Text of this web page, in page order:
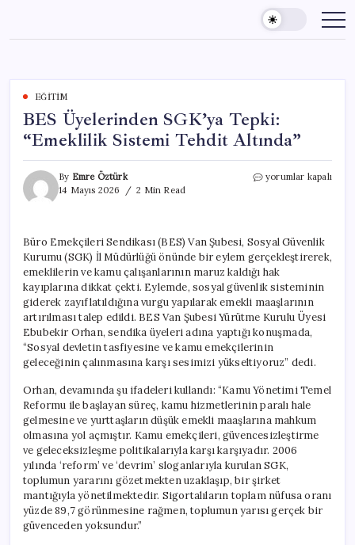
content
EĞITIM
BES Üyelerinden SGK’ya Tepki:
“Emeklilik Sistemi Tehdit Altında”
By Emre Öztürk
14 Mayıs 2026
2 Min Read
BES
Sistemi
Tehdit
Altında”
için
yorumlar kapalı
Büro Emekçileri Sendikası (BES) Van Şubesi, Sosyal Güvenlik
Kurumu (SGK) İl Müdürlüğü önünde bir eylem gerçekleştirerek,
emeklilerin ve kamu çalışanlarının maruz kaldığı hak
kayıplarına dikkat çekti. Eylemde, sosyal güvenlik sisteminin
giderek zayıflatıldığına vurgu yapılarak emekli maaşlarının
artırılması talep edildi. BES Van Şubesi Yürütme Kurulu Üyesi
Ebubekir Orhan, sendika üyeleri adına yaptığı konuşmada,
“Sosyal devletin tasfiyesine ve kamu emekçilerinin
geleceğinin çalınmasına karşı sesimizi yükseltiyoruz” dedi.
Orhan, devamında şu ifadeleri kullandı: “Kamu Yönetimi Temel
Reformu ile başlayan süreç, kamu hizmetlerinin paralı hale
gelmesine ve yurttaşların düşük emekli maaşlarına mahkum
olmasına yol açmıştır. Kamu emekçileri, güvencesizleştirme
ve geleceksizleşme politikalarıyla karşı karşıyadır. 2006
yılında ‘reform’ ve ‘devrim’ sloganlarıyla kurulan SGK,
toplumun yararını gözetmekten uzaklaşıp, bir şirket
mantığıyla yönetilmektedir. Sigortalıların toplam nüfusa oranı
yüzde 89,7 görünmesine rağmen, toplumun yarısı gerçek bir
güvenceden yoksundur.”